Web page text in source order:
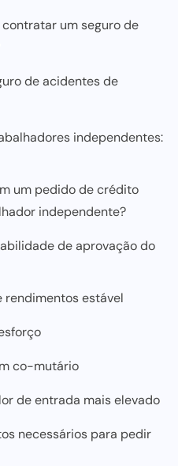
um seguro de
de acidentes de
independentes:
um pedido de crédito
independente?
de aprovação do
rendimentos estável
co-mutário
de entrada mais elevado
necessários para pedir